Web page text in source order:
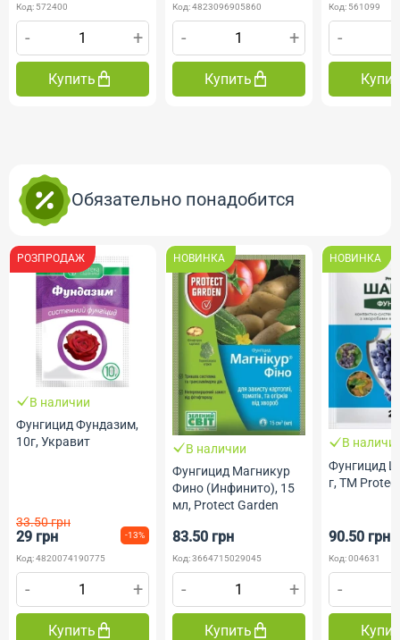
Код: 572400
- +
Купить
Код: 4823096905860
- +
Купить
Код: 561099
-
Обязательно понадобится
РОЗПРОДАЖ
В наличии
Фунгицид Фундазим,
10г, Укравит
33.50 грн
29 грн -13%
Код: 4820074190775
- +
Купить
НОВИНКА
В наличии
Фунгицид Магникур
Фино (Инфинито), 15
мл, Protect Garden
83.50 грн
Код: 3664715029045
- +
Купить
НОВИНКА
В
Фунгицид
г, ТМ
90.50 грн
Код: 004631
-